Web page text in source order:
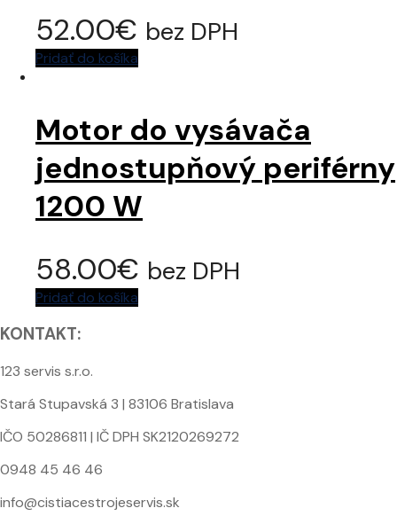
52.00€ bez DPH
Pridať do košíka
Motor do vysávača
jednostupňový periférny
1200 W
58.00€ bez DPH
Pridať do košíka
KONTAKT:
123 servis s.r.o.
Stará Stupavská 3 | 83106 Bratislava
IČO 50286811 | IČ DPH SK2120269272
0948 45 46 46
info@cistiacestrojeservis.sk